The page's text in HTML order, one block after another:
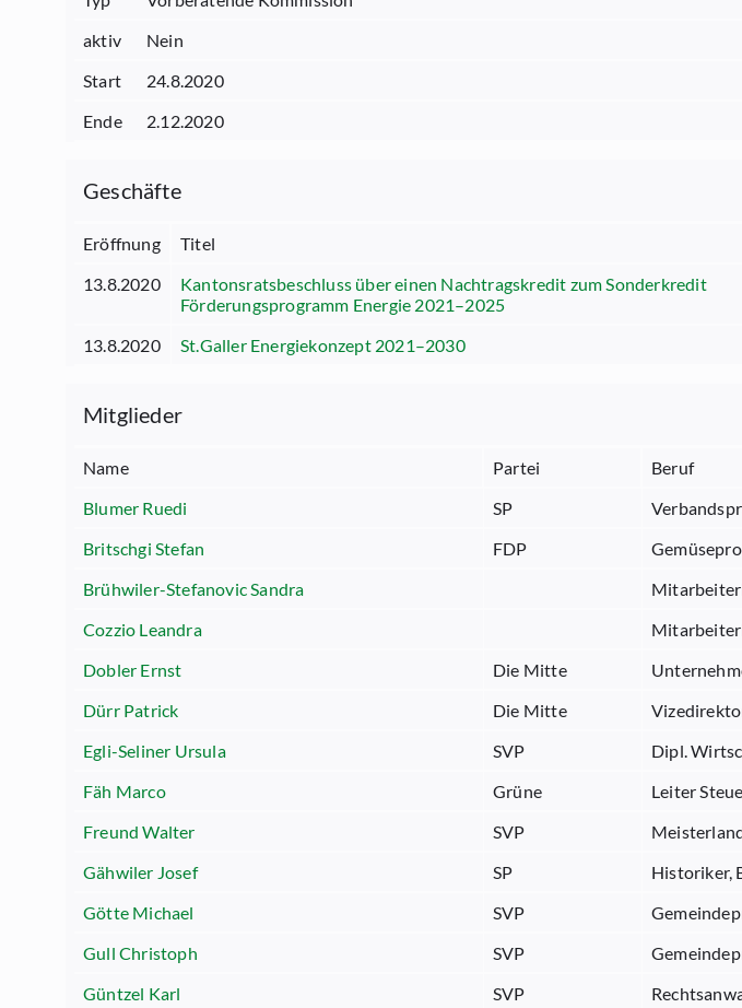
aktiv
Nein
Start
24.8.2020
Ende
2.12.2020
Geschäfte
Eröffnung Titel
13.8.2020
Kantonsratsbeschluss über einen Nachtragskredit zum Sonderkredit
Förderungsprogramm Energie 2021–2025
13.8.2020 St.Galler Energiekonzept 2021–2030
Mitglieder
Name Partei Beruf
Blumer Ruedi
SP
Britschgi Stefan
FDP
Brühwiler-Stefanovic Sandra
Cozzio Leandra
Dobler Ernst
Die Mitte
Dürr Patrick
Die Mitte
Egli-Seliner Ursula
SVP
Dipl.
Fäh Marco
Grüne
Leiter
Freund Walter
SVP
Gähwiler Josef
SP
Historiker,
Götte Michael
SVP
Gull Christoph
SVP
Güntzel Karl
SVP